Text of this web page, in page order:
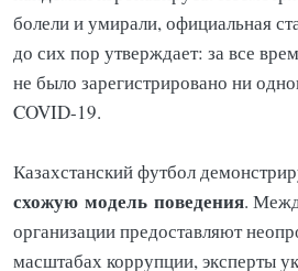
болели и умирали, официальная
до сих пор утверждает: за все
не было зарегистрировано ни
COVID-19.
Казахстанский футбол
схожую модель поведения.
организации предоставляют
масштабах коррупции, эксперты